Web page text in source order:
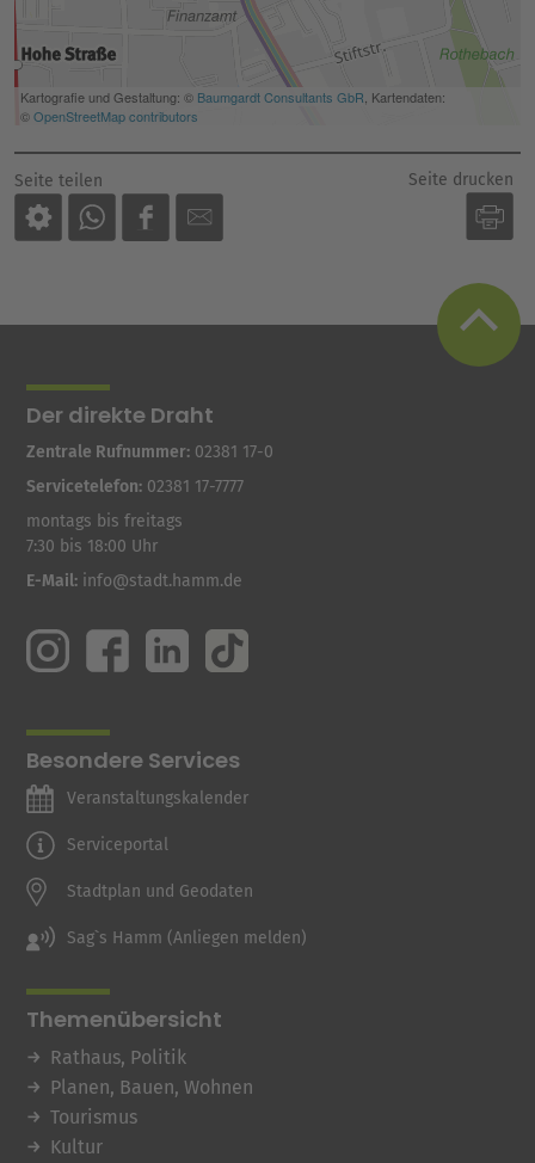
Seite teilen Seite drucken
Der direkte Draht
Zentrale Rufnummer: 02381 17-0
Servicetelefon: 02381 17-7777
montags bis freitags
7:30 bis 18:00 Uhr
E-Mail: info@stadt.hamm.de
Besondere Services
Veranstaltungskalender
Serviceportal
Stadtplan und Geodaten
Sag`s Hamm (Anliegen melden)
Themenübersicht
Rathaus, Politik
Planen, Bauen, Wohnen
Tourismus
Kultur